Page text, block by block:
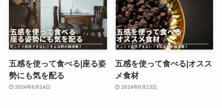
五感を使って食べる|座る姿
勢にも気を配る
2024年6月14日
五感を使って食べる|オスス
メ食材
2024年6月13日